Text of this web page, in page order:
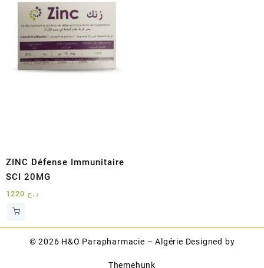
ZINC Défense Immunitaire
SCI 20MG
د.ج
© 2026 H&O Parapharmacie – Algérie Designed by
Themehunk